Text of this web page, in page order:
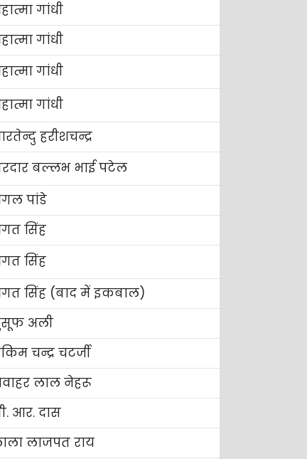
गांधी
गांधी
गांधी
गांधी
हरीशचन्द्र
बल्लभ भाई पटेल
पांडे
सिंह
सिंह
सिंह (बाद में इकबाल)
अली
चन्द्र चटर्जी
लाल नेहरू
आर. दास
लाजपत राय